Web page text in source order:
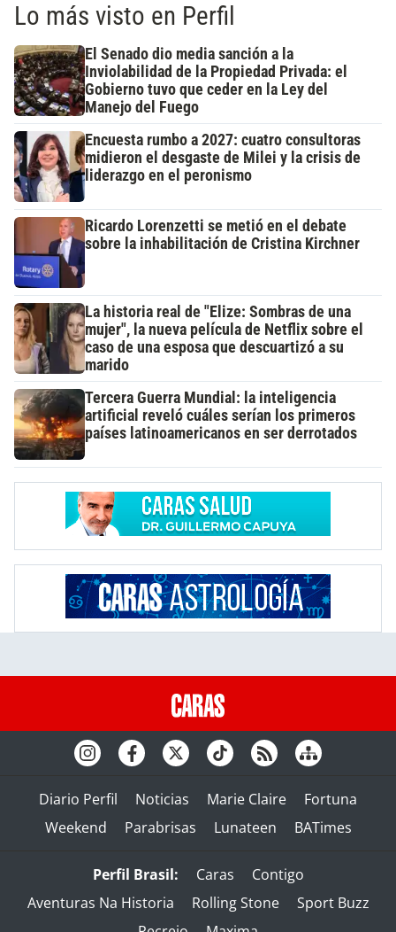
Lo más visto en Perfil
El Senado dio media sanción a la
Inviolabilidad de la Propiedad Privada: el
Gobierno tuvo que ceder en la Ley del
Manejo del Fuego
Encuesta rumbo a 2027: cuatro consultoras
midieron el desgaste de Milei y la crisis de
liderazgo en el peronismo
Ricardo Lorenzetti se metió en el debate
sobre la inhabilitación de Cristina Kirchner
La historia real de "Elize: Sombras de una
mujer", la nueva película de Netflix sobre el
caso de una esposa que descuartizó a su
marido
Tercera Guerra Mundial: la inteligencia
artificial reveló cuáles serían los primeros
países latinoamericanos en ser derrotados
Diario Perfil Noticias Marie Claire
Fortuna
Weekend
Parabrisas Lunateen BATimes
Perfil Brasil: Caras
Contigo
Aventuras Na Historia
Rolling Stone
Sport Buzz